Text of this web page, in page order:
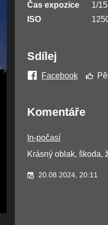
Čas expozice
1/
ISO
Sdílej
Facebook
Komentáře
In-počasí
Krásný oblak, škoda,
20.08.2024, 20:11